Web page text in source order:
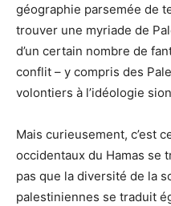
géographie parsemée de
trouver une myriade de
d’un certain nombre de
conflit – y compris des
volontiers à l’idéologie
Mais curieusement, c’est
occidentaux du Hamas se
pas que la diversité de la
palestiniennes se traduit